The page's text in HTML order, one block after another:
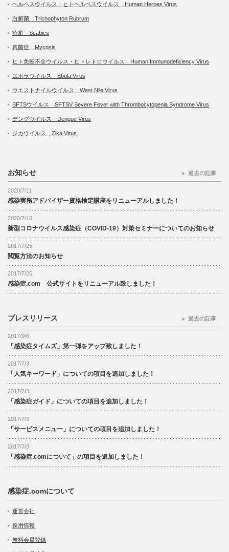
ヘルペスウイルス・ヒトヘルペスウイルス Human Herpes Virus
白癬菌 Trichophyton Rubrum
疥癬 Scabies
真菌症 Mycosis
ヒト免疫不全ウイルス・ヒトレトロウイルス Human Immunodeficiency Virus
エボラウイルス Ebola Virus
ウエストナイルウイルス West Nile Virus
SFTSウイルス SFTSV Severe Fever with Thrombocytopenia Syndrome Virus
デングウイルス Dengue Virus
ジカウイルス Zika Virus
お知らせ
2020/7/11
感染実務アドバイザー資格検定講座をリニューアルしました！
2020/7/10
新型コロナウイルス感染症（COVID-19）対策セミナーについてのお知らせ
2017/7/25
閲覧方法のお知らせ
2017/7/25
感染症.com 公式サイトをリニューアル致しました！
過去の記事
プレスリリース
2017/9/6
「感染症タイムズ」第一弾をアップ致しました！
2017/7/3
「人気キーワード」についての項目を追加しました！
2017/7/3
「感染症ガイド」についての項目を追加しました！
2017/7/3
「サービスメニュー」についての項目を追加しました！
2017/7/3
「感染症.comについて」の項目を追加しました！
過去の記事
感染症.comについて
運営会社
採用情報
無料会員登録